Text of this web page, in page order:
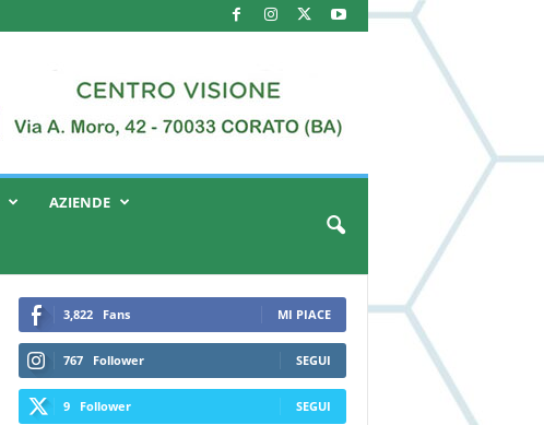
AZIENDE
3,822 Fans MI PIACE
767 Follower SEGUI
9 Follower SEGUI